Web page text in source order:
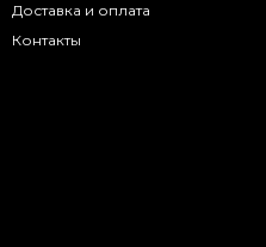
Доставка и оплата
Контакты